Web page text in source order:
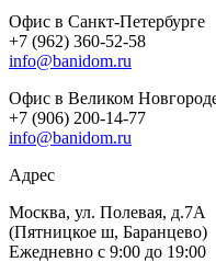
Офис в Санкт-Петербурге
+7 (962) 360-52-58
info@banidom.ru
Офис в Великом
+7 (906) 200-14-77
info@banidom.ru
Адрес
Москва, ул. Полевая, д.7А
(Пятницкое ш, Баранцево)
Ежедневно с 9:00 до 19:00